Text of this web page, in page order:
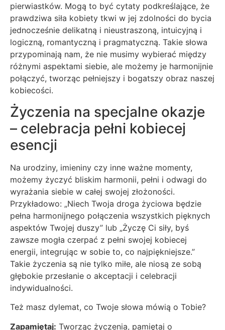
pierwiastków. Mogą to być cytaty podkreślające, że
prawdziwa siła kobiety tkwi w jej zdolności do bycia
jednocześnie delikatną i nieustraszoną, intuicyjną i
logiczną, romantyczną i pragmatyczną. Takie słowa
przypominają nam, że nie musimy wybierać między
różnymi aspektami siebie, ale możemy je harmonijnie
połączyć, tworząc pełniejszy i bogatszy obraz naszej
kobiecości.
Życzenia na specjalne okazje
– celebracja pełni kobiecej
esencji
Na urodziny, imieniny czy inne ważne momenty,
możemy życzyć bliskim harmonii, pełni i odwagi do
wyrażania siebie w całej swojej złożoności.
Przykładowo: „Niech Twoja droga życiowa będzie
pełna harmonijnego połączenia wszystkich pięknych
aspektów Twojej duszy” lub „Życzę Ci siły, byś
zawsze mogła czerpać z pełni swojej kobiecej
energii, integrując w sobie to, co najpiękniejsze.”
Takie życzenia są nie tylko miłe, ale niosą ze sobą
głębokie przesłanie o akceptacji i celebracji
indywidualności.
Też masz dylemat, co Twoje słowa mówią o Tobie?
Zapamiętaj: Tworząc życzenia, pamiętaj o